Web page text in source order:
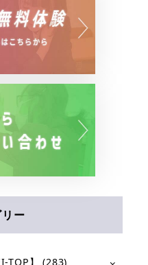
ー
TOP】 (283)